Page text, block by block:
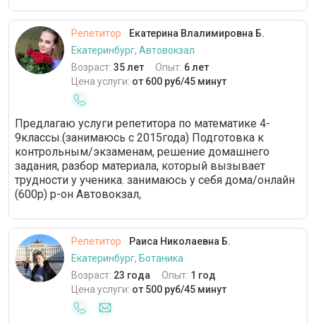
Репетитор
Екатерина Влалимировна Б.
Екатеринбург, Автовокзал
Возраст: 35 лет Опыт: 6 лет
Цена услуги: от 600 руб/45 минут
Предлагаю услуги репетитора по математике 4-
9классы.(занимаюсь с 2015года) Подготовка к
контрольным/экзаменам, решение домашнего
задания, разбор материала, который вызывает
трудности у ученика. занимаюсь у себя дома/онлайн
(600р) р-он Автовокзал,
Репетитор
Раиса Николаевна Б.
Екатеринбург, Ботаника
Возраст: 23 года Опыт: 1 год
Цена услуги: от 500 руб/45 минут